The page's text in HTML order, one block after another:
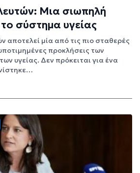
Μια σιωπηλή
σύστημα υγείας
αποτελεί μία από τις πιο σταθερές
προκλήσεις των
υγείας. Δεν πρόκειται για ένα